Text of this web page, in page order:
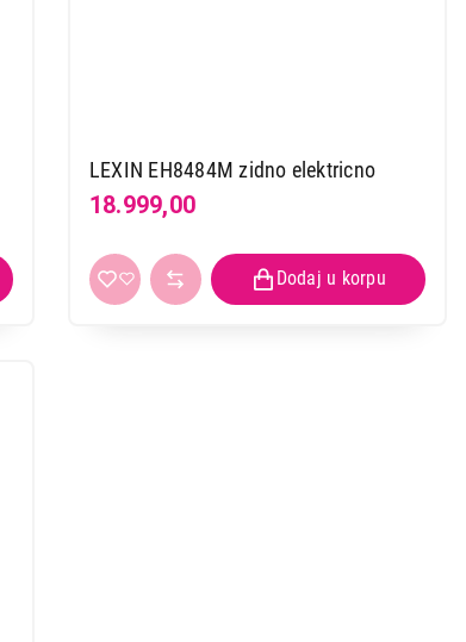
LEXIN EH8484M zidno elektricno
18.999,00